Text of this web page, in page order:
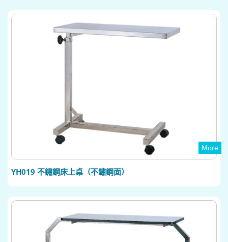
More
YH019 不鏽鋼床上桌（不鏽鋼面）